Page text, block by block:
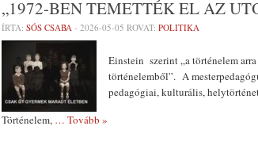
„1972-BEN TEMETTÉK EL AZ
ÍRTA: SÓS CSABA - 2026-05-05 ROVAT: POLITIKA
Einstein szerint „a történelem
történelemből”. A
pedagógiai, kulturális,
Történelem, … Tovább »